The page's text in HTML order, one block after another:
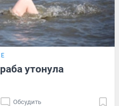
утонула
Обсудить